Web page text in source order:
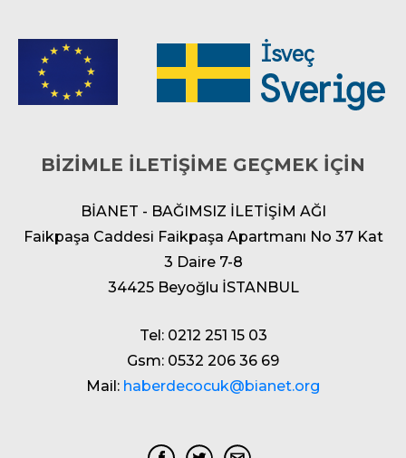
BİZİMLE İLETİŞİME GEÇMEK İÇİN
BİANET - BAĞIMSIZ İLETİŞİM AĞI
Faikpaşa Caddesi Faikpaşa Apartmanı No 37 Kat
3 Daire 7-8
34425 Beyoğlu İSTANBUL
Tel: 0212 251 15 03
Gsm: 0532 206 36 69
Mail: haberdecocuk@bianet.org